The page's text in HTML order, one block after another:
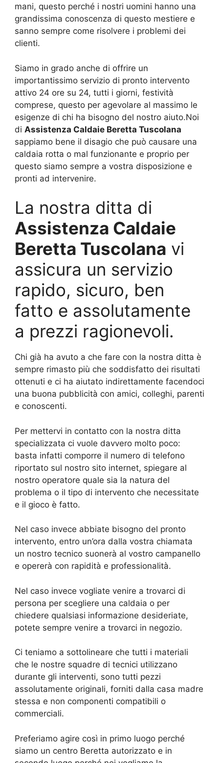
mani, questo perché i nostri uomini hanno una
grandissima conoscenza di questo mestiere e
sanno sempre come risolvere i problemi dei
clienti.
Siamo in grado anche di offrire un
importantissimo servizio di pronto intervento
attivo 24 ore su 24, tutti i giorni, festività
comprese, questo per agevolare al massimo le
esigenze di chi ha bisogno del nostro aiuto.Noi
di Assistenza Caldaie Beretta Tuscolana
sappiamo bene il disagio che può causare una
caldaia rotta o mal funzionante e proprio per
questo siamo sempre a vostra disposizione e
pronti ad intervenire.
La nostra ditta di
Assistenza Caldaie
Beretta Tuscolana vi
assicura un servizio
rapido, sicuro, ben
fatto e assolutamente
a prezzi ragionevoli.
Chi già ha avuto a che fare con la nostra ditta è
sempre rimasto più che soddisfatto dei risultati
ottenuti e ci ha aiutato indirettamente facendoci
una buona pubblicità con amici, colleghi, parenti
e conoscenti.
Per mettervi in contatto con la nostra ditta
specializzata ci vuole davvero molto poco:
basta infatti comporre il numero di telefono
riportato sul nostro sito internet, spiegare al
nostro operatore quale sia la natura del
problema o il tipo di intervento che necessitate
e il gioco è fatto.
Nel caso invece abbiate bisogno del pronto
intervento, entro un’ora dalla vostra chiamata
un nostro tecnico suonerà al vostro campanello
e opererà con rapidità e professionalità.
Nel caso invece vogliate venire a trovarci di
persona per scegliere una caldaia o per
chiedere qualsiasi informazione desideriate,
potete sempre venire a trovarci in negozio.
Ci teniamo a sottolineare che tutti i materiali
che le nostre squadre di tecnici utilizzano
durante gli interventi, sono tutti pezzi
assolutamente originali, forniti dalla casa madre
stessa e non componenti compatibili o
commerciali.
Preferiamo agire così in primo luogo perché
siamo un centro Beretta autorizzato e in